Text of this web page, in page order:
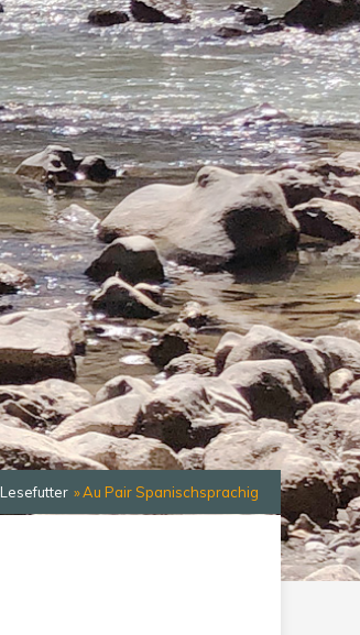
Lesefutter Au Pair Spanischsprachig